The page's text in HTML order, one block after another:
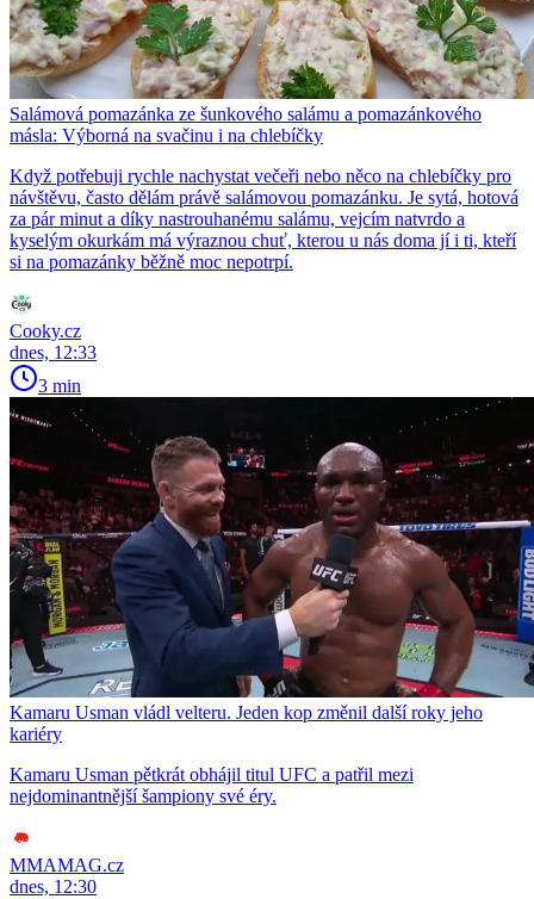
Salámová pomazánka ze šunkového salámu a pomazánkového
másla: Výborná na svačinu i na chlebíčky
Když potřebuji rychle nachystat večeři nebo něco na chlebíčky pro
návštěvu, často dělám právě salámovou pomazánku. Je sytá, hotová
za pár minut a díky nastrouhanému salámu, vejcím natvrdo a
kyselým okurkám má výraznou chuť, kterou u nás doma jí i ti, kteří
si na pomazánky běžně moc nepotrpí.
Cooky.cz
dnes, 12:33
3 min
Kamaru Usman vládl velteru. Jeden kop změnil další roky jeho
kariéry
Kamaru Usman pětkrát obhájil titul UFC a patřil mezi
nejdominantnější šampiony své éry.
MMAMAG.cz
dnes, 12:30